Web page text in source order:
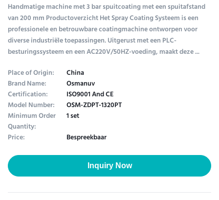
Handmatige machine met 3 bar spuitcoating met een spuitafstand
van 200 mm Productoverzicht Het Spray Coating Systeem is een
professionele en betrouwbare coatingmachine ontworpen voor
diverse industriële toepassingen. Uitgerust met een PLC-
besturingssysteem en een AC220V/50HZ-voeding, maakt deze ...
Place of Origin:
China
Brand Name: Osmanuv
Certification: ISO9001 And CE
Model Number: OSM-ZDPT-1320PT
Minimum Order
Quantity:
1 set
Price:
Bespreekbaar
Inquiry Now